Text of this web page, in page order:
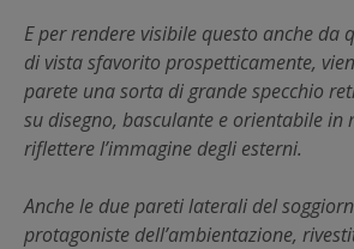
E per rendere visibile questo anche da
di vista sfavorito prospetticamente,
parete una sorta di grande specchio
su disegno, basculante e orientabile in
riflettere l’immagine degli esterni.
Anche le due pareti laterali del
protagoniste dell’ambientazione,